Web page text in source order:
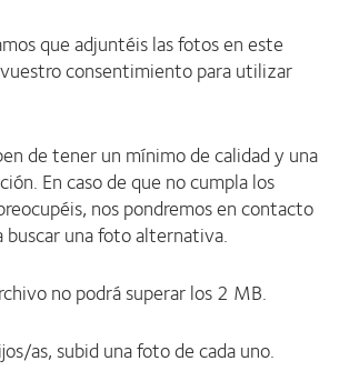
que adjuntéis las fotos en este
consentimiento para utilizar
de tener un mínimo de calidad y una
En caso de que no cumpla los
nos pondremos en contacto
buscar una foto alternativa.
no podrá superar los 2 MB.
as, subid una foto de cada uno.